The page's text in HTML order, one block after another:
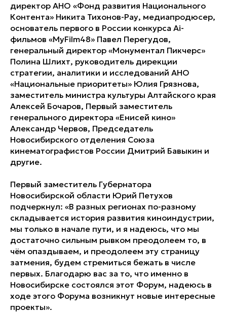
директор АНО «Фонд развития Национального
Контента» Никита Тихонов-Рау, медиапродюсер,
основатель первого в России конкурса Ai-
фильмов «MyFilm48» Павел Перегудов,
генеральный директор «Монументал Пикчерс»
Полина Шлихт, руководитель дирекции
стратегии, аналитики и исследований АНО
«Национальные приоритеты» Юлия Грязнова,
заместитель министра культуры Алтайского края
Алексей Бочаров, Первый заместитель
генерального директора «Енисей кино»
Александр Червов, Председатель
Новосибирского отделения Союза
кинематографистов России Дмитрий Бавыкин и
другие.
Первый заместитель Губернатора
Новосибирской области Юрий Петухов
подчеркнул: «В разных регионах по-разному
складывается история развития киноиндустрии,
мы только в начале пути, и я надеюсь, что мы
достаточно сильным рывком преодолеем то, в
чём опаздываем, и преодолеем эту страницу
затмения, будем стремиться бежать в числе
первых. Благодарю вас за то, что именно в
Новосибирске состоялся этот Форум, надеюсь в
ходе этого Форума возникнут новые интересные
проекты».